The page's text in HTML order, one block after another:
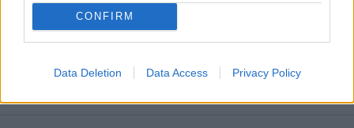
CONFIRM
Data Deletion Data Access Privacy Policy
Moncler ha conquistato il mondo
Rischio tsunami per Rolex & co., Trump fa
tremare gli orologi svizzeri di lusso